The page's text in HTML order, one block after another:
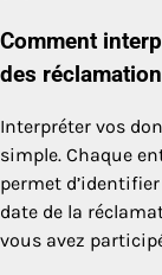
Comment
des
Interpréter vos
simple. Chaque
permet
date de la
vous avez